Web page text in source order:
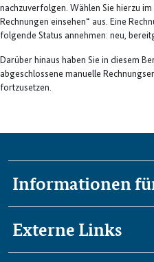
nachzuverfolgen. Wählen Sie hierzu
Rechnungen einsehen“ aus. Eine
folgende Status annehmen: neu,
Darüber hinaus haben Sie in diesem
abgeschlossene manuelle
fortzusetzen.
Informationen
Externe Links